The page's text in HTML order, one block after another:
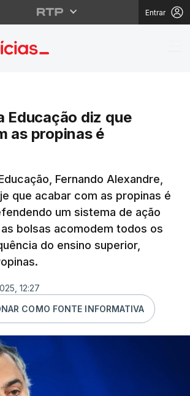
Entrar
da Educação
Educação diz que
as propinas é
Fernando Alexandre,
que acabar com as propinas é
um sistema de ação
bolsas acomodem todos os
do ensino superior,
12:27
COMO FONTE INFORMATIVA